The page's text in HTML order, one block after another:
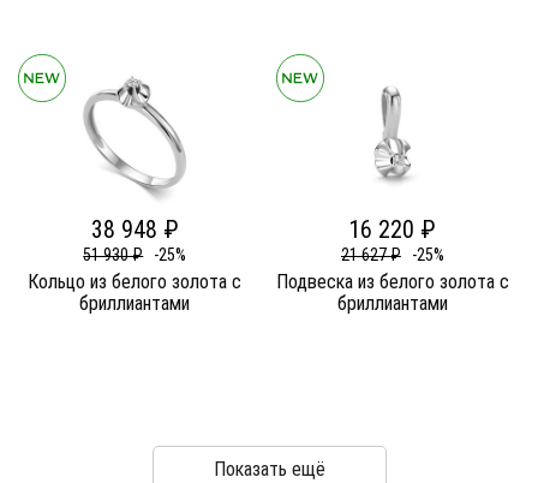
38 948 ₽
51 930 ₽ -25%
Кольцо из белого золота c
бриллиантами
16 220 ₽
21 627 ₽ -25%
Подвеска из белого золота c
бриллиантами
Показать ещё